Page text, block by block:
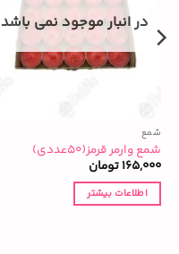
در انبار موجود نمی باشد
شمع
شمع وارمر قرمز(۵۰عددی)
165,000تومان
اطلاعات بیشتر